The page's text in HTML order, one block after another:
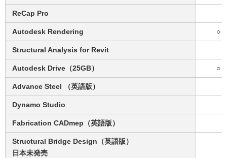
ReCap Pro
Autodesk Rendering ○
Structural Analysis for Revit
Autodesk Drive（25GB） ○
Advance Steel （英語版）
Dynamo Studio
Fabrication CADmep（英語版）
Structural Bridge Design（英語版）
日本未発売